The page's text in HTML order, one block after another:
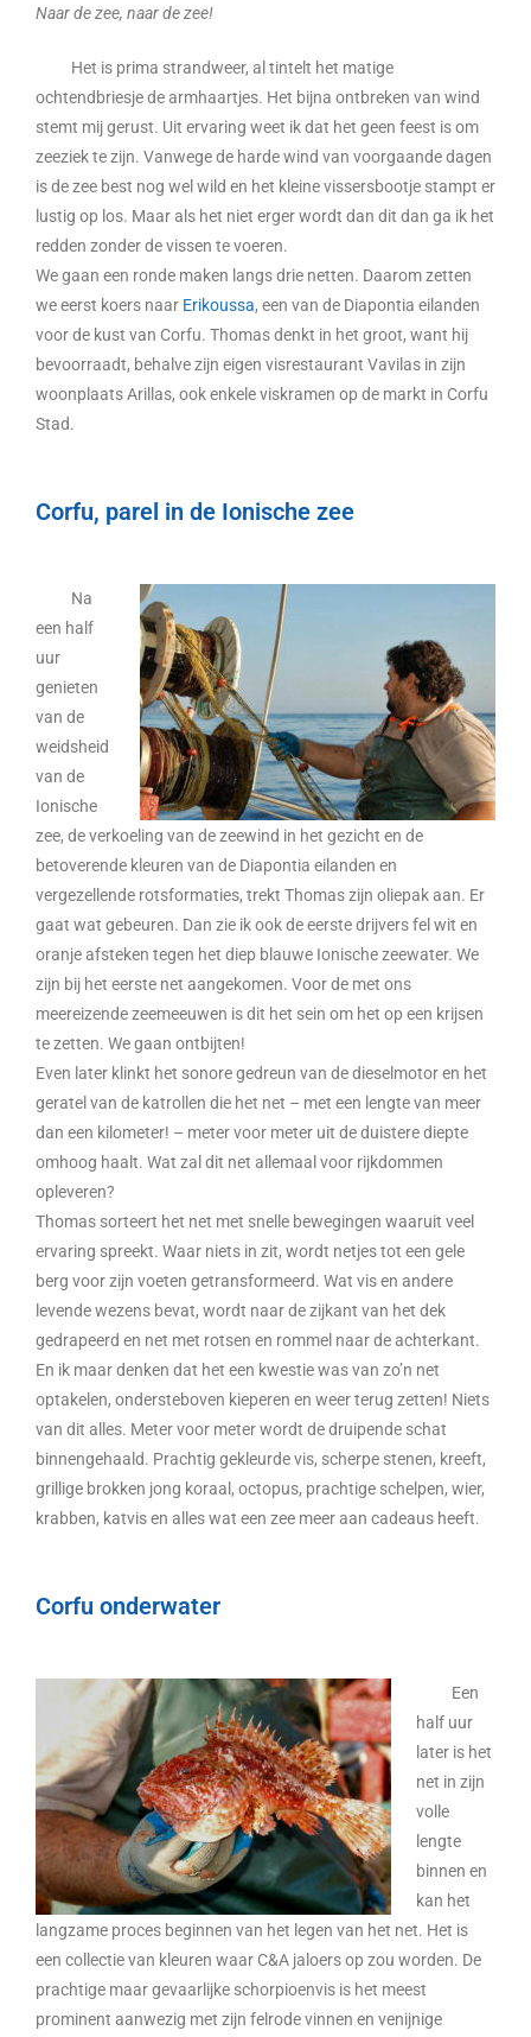
Naar de zee, naar de zee!
Het is prima strandweer, al tintelt het matige
ochtendbriesje de armhaartjes. Het bijna ontbreken van wind
stemt mij gerust. Uit ervaring weet ik dat het geen feest is om
zeeziek te zijn. Vanwege de harde wind van voorgaande dagen
is de zee best nog wel wild en het kleine vissersbootje stampt er
lustig op los. Maar als het niet erger wordt dan dit dan ga ik het
redden zonder de vissen te voeren.
We gaan een ronde maken langs drie netten. Daarom zetten
we eerst koers naar Erikoussa, een van de Diapontia eilanden
voor de kust van Corfu. Thomas denkt in het groot, want hij
bevoorraadt, behalve zijn eigen visrestaurant Vavilas in zijn
woonplaats Arillas, ook enkele viskramen op de markt in Corfu
Stad.
Corfu, parel in de Ionische zee
Na
een half
uur
genieten
van de
weidsheid
van de
Ionische
zee, de verkoeling van de zeewind in het gezicht en de
betoverende kleuren van de Diapontia eilanden en
vergezellende rotsformaties, trekt Thomas zijn oliepak aan. Er
gaat wat gebeuren. Dan zie ik ook de eerste drijvers fel wit en
oranje afsteken tegen het diep blauwe Ionische zeewater. We
zijn bij het eerste net aangekomen. Voor de met ons
meereizende zeemeeuwen is dit het sein om het op een krijsen
te zetten. We gaan ontbijten!
Even later klinkt het sonore gedreun van de dieselmotor en het
geratel van de katrollen die het net – met een lengte van meer
dan een kilometer! – meter voor meter uit de duistere diepte
omhoog haalt. Wat zal dit net allemaal voor rijkdommen
opleveren?
Thomas sorteert het net met snelle bewegingen waaruit veel
ervaring spreekt. Waar niets in zit, wordt netjes tot een gele
berg voor zijn voeten getransformeerd. Wat vis en andere
levende wezens bevat, wordt naar de zijkant van het dek
gedrapeerd en net met rotsen en rommel naar de achterkant.
En ik maar denken dat het een kwestie was van zo’n net
optakelen, ondersteboven kieperen en weer terug zetten! Niets
van dit alles. Meter voor meter wordt de druipende schat
binnengehaald. Prachtig gekleurde vis, scherpe stenen, kreeft,
grillige brokken jong koraal, octopus, prachtige schelpen, wier,
krabben, katvis en alles wat een zee meer aan cadeaus heeft.
Corfu onderwater
Een
half uur
later is het
net in zijn
volle
lengte
binnen en
kan het
langzame proces beginnen van het legen van het net. Het is
een collectie van kleuren waar C&A jaloers op zou worden. De
prachtige maar gevaarlijke schorpioenvis is het meest
prominent aanwezig met zijn felrode vinnen en venijnige